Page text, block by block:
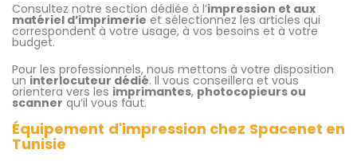
Consultez notre section dédiée à l’impression et aux
matériel d’imprimerie et sélectionnez les articles qui
correspondent à votre usage, à vos besoins et à votre
budget.
Pour les professionnels, nous mettons à votre disposition
un interlocuteur dédié. Il vous conseillera et vous
orientera vers les imprimantes, photocopieurs ou
scanner qu’il vous faut.
Équipement d'impression chez Spacenet en
Tunisie